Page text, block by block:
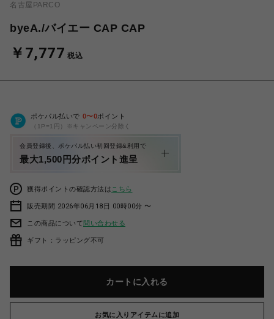
名古屋PARCO
byeA./バイエー CAP CAP
￥7,777 税込
ポケパル払いで 0〜0ポイント
（1P=1円）※キャンペーン分除く
会員登録後、ポケパル払い初回登録&利用で
最大1,500円分ポイント進呈
獲得ポイントの確認方法は こちら
販売期間 2026年06月18日 00時00分 〜
この商品について問い合わせる
ギフト：ラッピング不可
カートに入れる
お気に入りアイテムに追加